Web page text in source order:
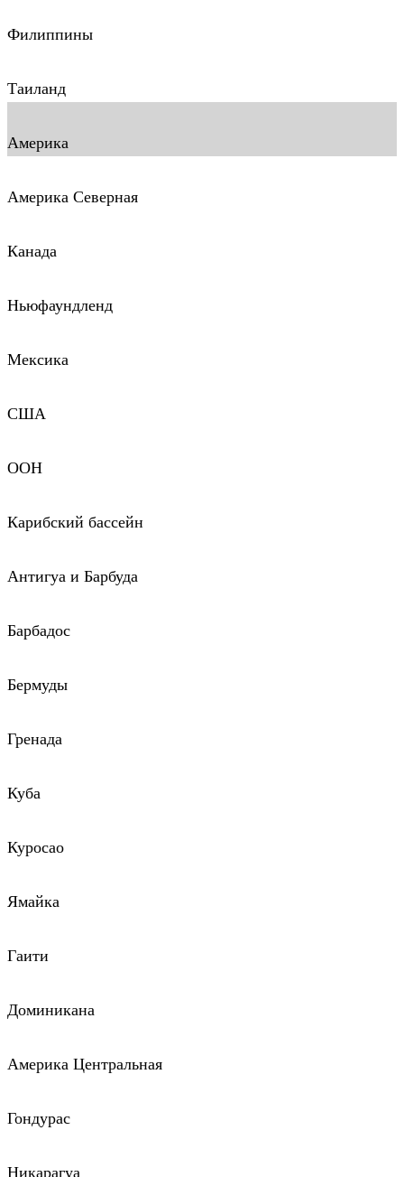
Филиппины
Таиланд
Америка
Америка Северная
Канада
Ньюфаундленд
Мексика
США
ООН
Карибский бассейн
Антигуа и Барбуда
Барбадос
Бермуды
Гренада
Куба
Куросао
Ямайка
Гаити
Доминикана
Америка Центральная
Гондурас
Никарагуа